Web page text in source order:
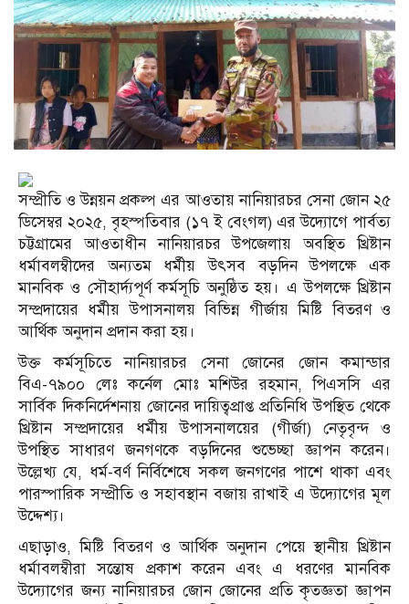
সম্প্রীতি ও উন্নয়ন প্রকল্প এর আওতায় নানিয়ারচর সেনা জোন ২৫
ডিসেম্বর ২০২৫, বৃহস্পতিবার (১৭ ই বেংগল) এর উদ্যোগে পার্বত্য
চট্টগ্রামের আওতাধীন নানিয়ারচর উপজেলায় অবস্থিত খ্রিষ্টান
ধর্মাবলম্বীদের অন্যতম ধর্মীয় উৎসব বড়দিন উপলক্ষে এক
মানবিক ও সৌহার্দ্যপূর্ণ কর্মসূচি অনুষ্ঠিত হয়। এ উপলক্ষে খ্রিষ্টান
সম্প্রদায়ের ধর্মীয় উপাসনালয় বিভিন্ন গীর্জায় মিষ্টি বিতরণ ও
আর্থিক অনুদান প্রদান করা হয়।
উক্ত কর্মসূচিতে নানিয়ারচর সেনা জোনের জোন কমান্ডার
বিএ-৭৯০০ লেঃ কর্নেল মোঃ মশিউর রহমান, পিএসসি এর
সার্বিক দিকনির্দেশনায় জোনের দায়িত্বপ্রাপ্ত প্রতিনিধি উপস্থিত থেকে
খ্রিষ্টান সম্প্রদায়ের ধর্মীয় উপাসনালয়ের (গীর্জা) নেতৃবৃন্দ ও
উপস্থিত সাধারণ জনগণকে বড়দিনের শুভেচ্ছা জ্ঞাপন করেন।
উল্লেখ্য যে, ধর্ম-বর্ণ নির্বিশেষে সকল জনগণের পাশে থাকা এবং
পারস্পারিক সম্প্রীতি ও সহাবস্থান বজায় রাখাই এ উদ্যোগের মূল
উদ্দেশ্য।
এছাড়াও, মিষ্টি বিতরণ ও আর্থিক অনুদান পেয়ে স্থানীয় খ্রিষ্টান
ধর্মাবলম্বীরা সন্তোষ প্রকাশ করেন এবং এ ধরণের মানবিক
উদ্যোগের জন্য নানিয়ারচর জোন জোনের প্রতি কৃতজ্ঞতা জ্ঞাপন